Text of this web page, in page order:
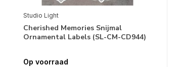
Studio Light
Cherished Memories Snijmal
Ornamental Labels (SL-CM-CD944)
Op voorraad